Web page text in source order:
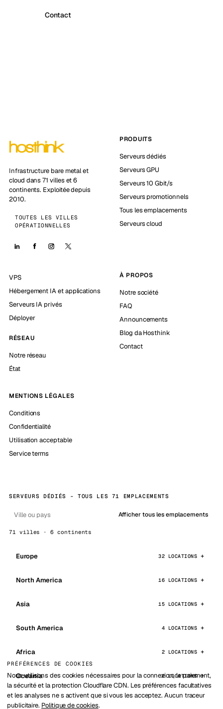
Contact
Infrastructure bare metal et
cloud dans 71 villes et 6
continents. Exploitée depuis
2010.
TOUTES LES VILLES
OPÉRATIONNELLES
PRODUITS
Serveurs dédiés
Serveurs GPU
Serveurs 10 Gbit/s
Serveurs promotionnels
Tous les emplacements
Serveurs cloud
VPS
Hébergement IA et applications
Serveurs IA privés
Déployer
RÉSEAU
Notre réseau
État
À PROPOS
Notre société
FAQ
Announcements
Blog da Hosthink
Contact
MENTIONS LÉGALES
Conditions
Confidentialité
Utilisation acceptable
Service terms
SERVEURS DÉDIÉS - TOUS LES 71 EMPLACEMENTS
Afficher tous les emplacements
71 villes · 6 continents
Europe 32 LOCATIONS
North America 16 LOCATIONS
Asia 15 LOCATIONS
South America 4 LOCATIONS
Africa 2 LOCATIONS
Oceania 2 LOCATIONS
PRÉFÉRENCES DE COOKIES
Nous utilisons des cookies nécessaires pour la connexion, le paiement,
la sécurité et la protection Cloudflare CDN. Les préférences facultatives
et les analyses ne s activent que si vous les acceptez. Aucun traceur
publicitaire. Politique de cookies.